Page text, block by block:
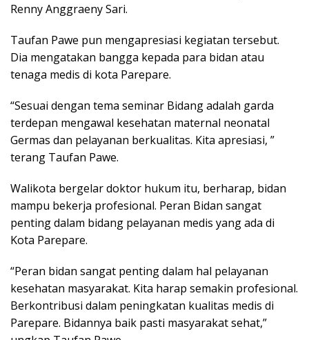
Renny Anggraeny Sari.
Taufan Pawe pun mengapresiasi kegiatan tersebut.
Dia mengatakan bangga kepada para bidan atau
tenaga medis di kota Parepare.
“Sesuai dengan tema seminar Bidang adalah garda
terdepan mengawal kesehatan maternal neonatal
Germas dan pelayanan berkualitas. Kita apresiasi, ”
terang Taufan Pawe.
Walikota bergelar doktor hukum itu, berharap, bidan
mampu bekerja profesional. Peran Bidan sangat
penting dalam bidang pelayanan medis yang ada di
Kota Parepare.
“Peran bidan sangat penting dalam hal pelayanan
kesehatan masyarakat. Kita harap semakin profesional.
Berkontribusi dalam peningkatan kualitas medis di
Parepare. Bidannya baik pasti masyarakat sehat,”